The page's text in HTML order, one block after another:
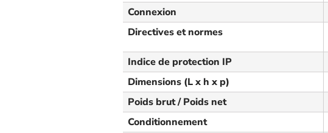
Connexion
Directives et normes
Indice de protection IP
Dimensions (L x h x p)
Poids brut / Poids net
Conditionnement